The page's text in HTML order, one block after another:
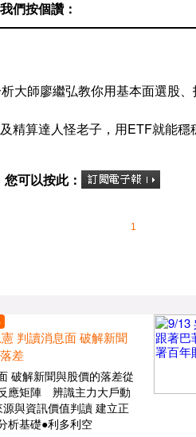
們按個讚：
大師廖繼弘教你用基本面選股
精算達人怪老子，用ETF就能穩
可以按此：
1
判讀消息面 破解新聞
差
破解新聞與股價的落差從
應矩陣 辨識主力大戶動
與資訊價值判讀 建立正
析基礎●利多利空